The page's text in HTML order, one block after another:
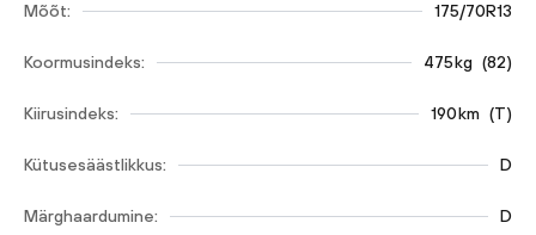
Mõõt: 175/70R13
Koormusindeks: 475kg (82)
Kiirusindeks: 190km (T)
Kütusesäästlikkus: D
Märghaardumine: D